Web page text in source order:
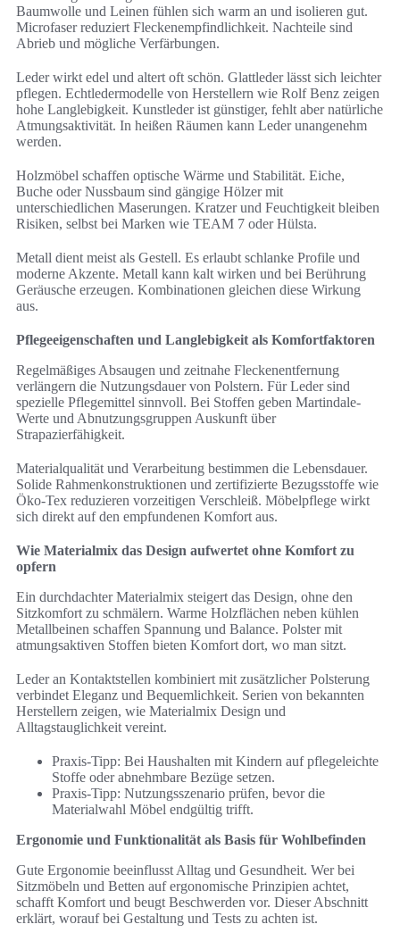
Baumwolle und Leinen fühlen sich warm an und isolieren gut.
Microfaser reduziert Fleckenempfindlichkeit. Nachteile sind
Abrieb und mögliche Verfärbungen.
Leder wirkt edel und altert oft schön. Glattleder lässt sich leichter
pflegen. Echtledermodelle von Herstellern wie Rolf Benz zeigen
hohe Langlebigkeit. Kunstleder ist günstiger, fehlt aber natürliche
Atmungsaktivität. In heißen Räumen kann Leder unangenehm
werden.
Holzmöbel schaffen optische Wärme und Stabilität. Eiche,
Buche oder Nussbaum sind gängige Hölzer mit
unterschiedlichen Maserungen. Kratzer und Feuchtigkeit bleiben
Risiken, selbst bei Marken wie TEAM 7 oder Hülsta.
Metall dient meist als Gestell. Es erlaubt schlanke Profile und
moderne Akzente. Metall kann kalt wirken und bei Berührung
Geräusche erzeugen. Kombinationen gleichen diese Wirkung
aus.
Pflegeeigenschaften und Langlebigkeit als Komfortfaktoren
Regelmäßiges Absaugen und zeitnahe Fleckenentfernung
verlängern die Nutzungsdauer von Polstern. Für Leder sind
spezielle Pflegemittel sinnvoll. Bei Stoffen geben Martindale-
Werte und Abnutzungsgruppen Auskunft über
Strapazierfähigkeit.
Materialqualität und Verarbeitung bestimmen die Lebensdauer.
Solide Rahmenkonstruktionen und zertifizierte Bezugsstoffe wie
Öko‑Tex reduzieren vorzeitigen Verschleiß. Möbelpflege wirkt
sich direkt auf den empfundenen Komfort aus.
Wie Materialmix das Design aufwertet ohne Komfort zu
opfern
Ein durchdachter Materialmix steigert das Design, ohne den
Sitzkomfort zu schmälern. Warme Holzflächen neben kühlen
Metallbeinen schaffen Spannung und Balance. Polster mit
atmungsaktiven Stoffen bieten Komfort dort, wo man sitzt.
Leder an Kontaktstellen kombiniert mit zusätzlicher Polsterung
verbindet Eleganz und Bequemlichkeit. Serien von bekannten
Herstellern zeigen, wie Materialmix Design und
Alltagstauglichkeit vereint.
Praxis-Tipp: Bei Haushalten mit Kindern auf pflegeleichte
Stoffe oder abnehmbare Bezüge setzen.
Praxis-Tipp: Nutzungsszenario prüfen, bevor die
Materialwahl Möbel endgültig trifft.
Ergonomie und Funktionalität als Basis für Wohlbefinden
Gute Ergonomie beeinflusst Alltag und Gesundheit. Wer bei
Sitzmöbeln und Betten auf ergonomische Prinzipien achtet,
schafft Komfort und beugt Beschwerden vor. Dieser Abschnitt
erklärt, worauf bei Gestaltung und Tests zu achten ist.